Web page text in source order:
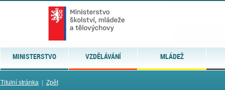
MINISTERSTVO VZDĚLÁVÁNÍ MLÁDEŽ
Titulní stránka| Zpět